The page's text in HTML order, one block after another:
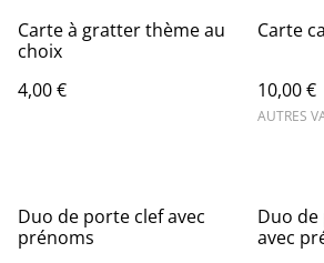
Carte à gratter thème au
choix
4,00 €
Carte
10,00 €
AUTRES
Duo de porte clef avec
prénoms
Duo
avec